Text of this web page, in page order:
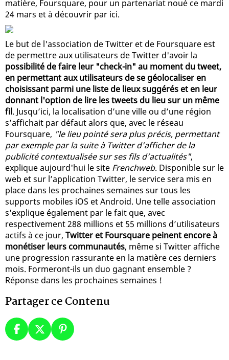
matière, Foursquare, pour un partenariat noué ce mardi
24 mars et à découvrir par ici.
Le but de l'association de Twitter et de Foursquare est
de permettre aux utilisateurs de Twitter d'avoir la
possibilité de faire leur "check-in" au moment du tweet,
en permettant aux utilisateurs de se géolocaliser en
choisissant parmi une liste de lieux suggérés et en leur
donnant l'option de lire les tweets du lieu sur un même
fil. Jusqu’ici, la localisation d’une ville ou d’une région
s’affichait par défaut alors que, avec le réseau
Foursquare, "le lieu pointé sera plus précis, permettant
par exemple par la suite à Twitter d’afficher de la
publicité contextualisée sur ses fils d’actualités",
explique aujourd'hui le site Frenchweb. Disponible sur le
web et sur l’application Twitter, le service sera mis en
place dans les prochaines semaines sur tous les
supports mobiles iOS et Android. Une telle association
s'explique également par le fait que, avec
respectivement 288 millions et 55 millions d’utilisateurs
actifs à ce jour, Twitter et Foursquare peinent encore à
monétiser leurs communautés, même si Twitter affiche
une progression rassurante en la matière ces derniers
mois. Formeront-ils un duo gagnant ensemble ?
Réponse dans les prochaines semaines !
Partager ce Contenu